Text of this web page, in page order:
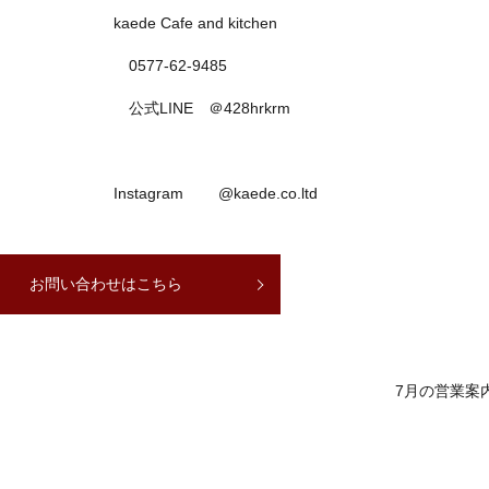
kaede Cafe and kitchen
0577-62-9485
公式LINE ＠428hrkrm
Instagram @kaede.co.ltd
お問い合わせはこちら
7月の営業案